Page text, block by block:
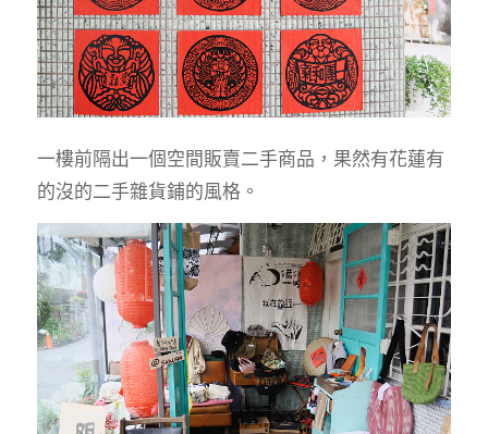
一樓前隔出一個空間販賣二手商品，果然有花蓮有
的沒的二手雜貨鋪的風格。